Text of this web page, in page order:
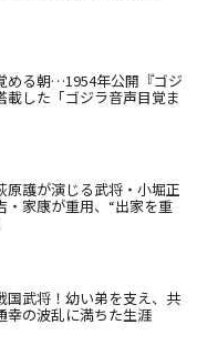
める朝…1954年公開『ゴジ
載した「ゴジラ音声目覚ま
原護が演じる武将・小堀正
・家康が重用、“出家を重
国武将！幼い弟を支え、共
幸の波乱に満ちた生涯